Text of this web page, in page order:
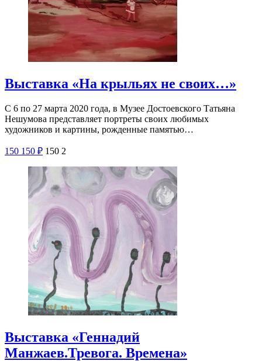
Выставка «На крыльях не своих…»
С 6 по 27 марта 2020 года, в Музее Достоевского Татьяна
Нешумова представляет портреты своих любимых
художников и картины, рожденные памятью…
150 150 ₽ 150 2
Выставка «Геннадий
Манжаев.Тревога. Времена»